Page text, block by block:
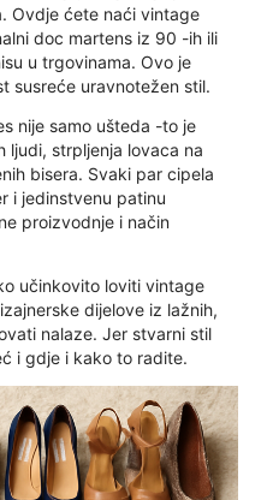
Ovdje ćete naći vintage
doc martens iz 90 -ih ili
u trgovinama. Ovo je
susreće uravnotežen stil.
nije samo ušteda -to je
ljudi, strpljenja lovaca na
bisera. Svaki par cipela
i jedinstvenu patinu
proizvodnje i način
učinkovito loviti vintage
dijelove iz lažnih,
nalaze. Jer stvarni stil
i gdje i kako to radite.